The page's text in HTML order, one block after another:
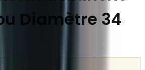
Diamètre 34